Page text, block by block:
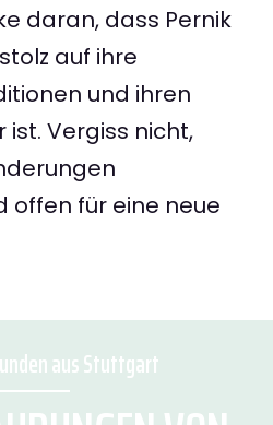
daran, dass Pernik
auf ihre
und ihren
Vergiss nicht,
offen für eine neue
aus Stuttgart